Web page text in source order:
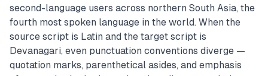
second-language users across northern South Asia, the
fourth most spoken language in the world. When the
source script is Latin and the target script is
Devanagari, even punctuation conventions diverge —
quotation marks, parenthetical asides, and emphasis